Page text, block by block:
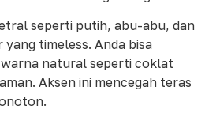
seperti putih, abu-abu, dan
yang timeless. Anda bisa
warna natural seperti coklat
Aksen ini mencegah teras